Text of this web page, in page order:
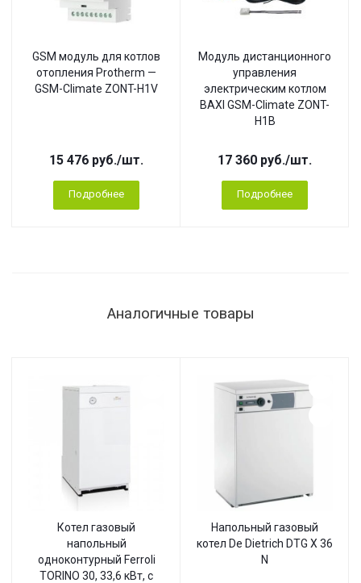
GSM модуль для котлов
отопления Protherm —
GSM-Climate ZONT-H1V
15 476 руб./шт.
Подробнее
Модуль дистанционного
управления
электрическим котлом
BAXI GSM-Climate ZONT-
H1B
17 360 руб./шт.
Подробнее
Аналогичные товары
Котел газовый
напольный
одноконтурный Ferroli
TORINO 30, 33,6 кВт, с
Напольный газовый
котел De Dietrich DTG X 36
N